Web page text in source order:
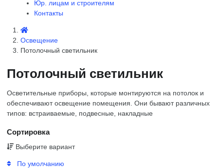
Юр. лицам и строителям
Контакты
Освещение
Потолочный светильник
Потолочный светильник
Осветительные приборы, которые монтируются на потолок и
обеспечивают освещение помещения. Они бывают различных
типов: встраиваемые, подвесные, накладные
Сортировка
Выберите вариант
По умолчанию